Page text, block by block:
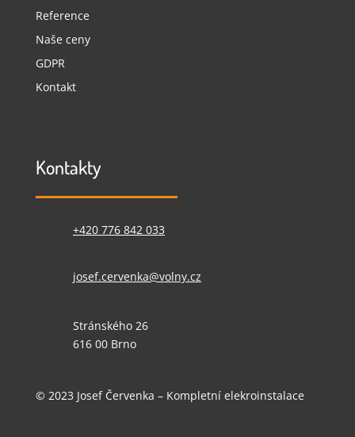
Reference
Naše ceny
GDPR
Kontakt
Kontakty
+420 776 842 033
josef.cervenka@volny.cz
Stránského 26
616 00 Brno
© 2023 Josef Červenka – Kompletní elekroinstalace